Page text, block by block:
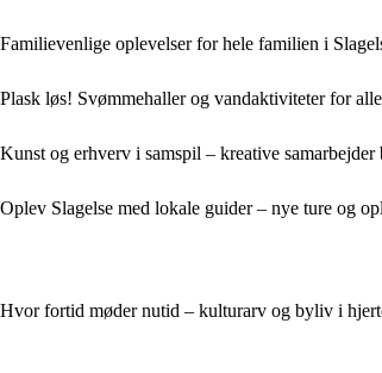
Familievenlige oplevelser for hele familien i
Plask løs! Svømmehaller og vandaktiviteter for
Kunst og erhverv i samspil – kreative samarbejder
Oplev Slagelse med lokale guider – nye ture og
Hvor fortid møder nutid – kulturarv og byliv i